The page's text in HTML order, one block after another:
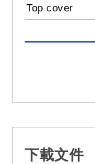
Top cover
下載文件